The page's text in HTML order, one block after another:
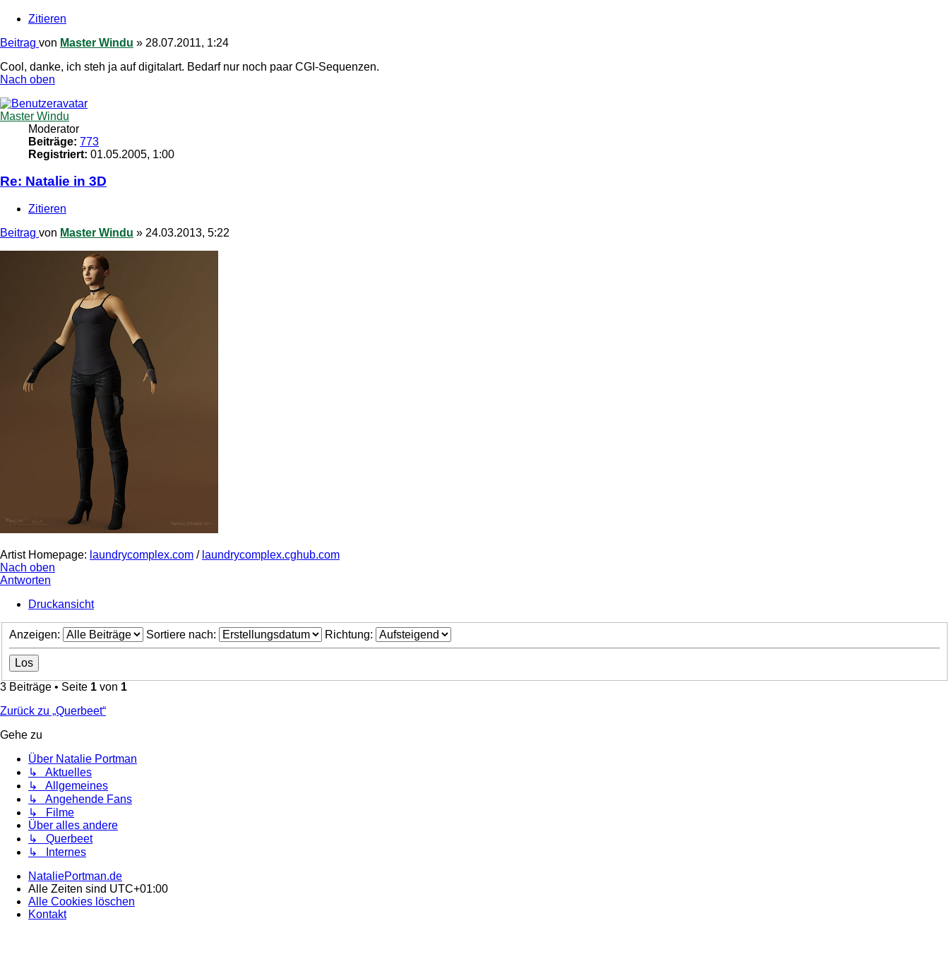
Zitieren
Beitrag von Master Windu » 28.07.2011, 1:24
Cool, danke, ich steh ja auf digitalart. Bedarf nur noch paar CGI-Sequenzen.
Nach oben
Master Windu
Moderator
Beiträge: 773
Registriert: 01.05.2005, 1:00
Re: Natalie in 3D
Zitieren
Beitrag von Master Windu » 24.03.2013, 5:22
Artist Homepage: laundrycomplex.com / laundrycomplex.cghub.com
Nach oben
Antworten
Druckansicht
Anzeigen: Sortiere nach: Richtung:
3 Beiträge • Seite 1 von 1
Zurück zu „Querbeet“
Gehe zu
Über Natalie Portman
↳ Aktuelles
↳ Allgemeines
↳ Angehende Fans
↳ Filme
Über alles andere
↳ Querbeet
↳ Internes
NataliePortman.de
Alle Zeiten sind UTC+01:00
Alle Cookies löschen
Kontakt